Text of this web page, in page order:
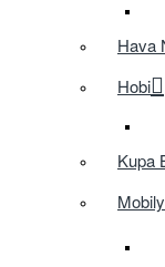
Hava
Hobi
Kupa